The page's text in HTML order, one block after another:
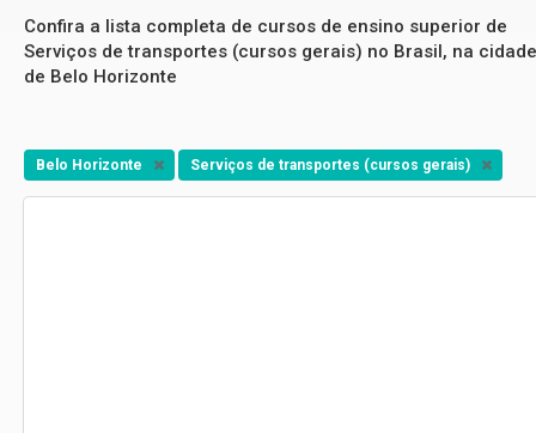
Confira a lista completa de cursos de ensino superior de
Serviços de transportes (cursos gerais) no Brasil, na cidade
de Belo Horizonte
Belo Horizonte Serviços de transportes (cursos gerais)